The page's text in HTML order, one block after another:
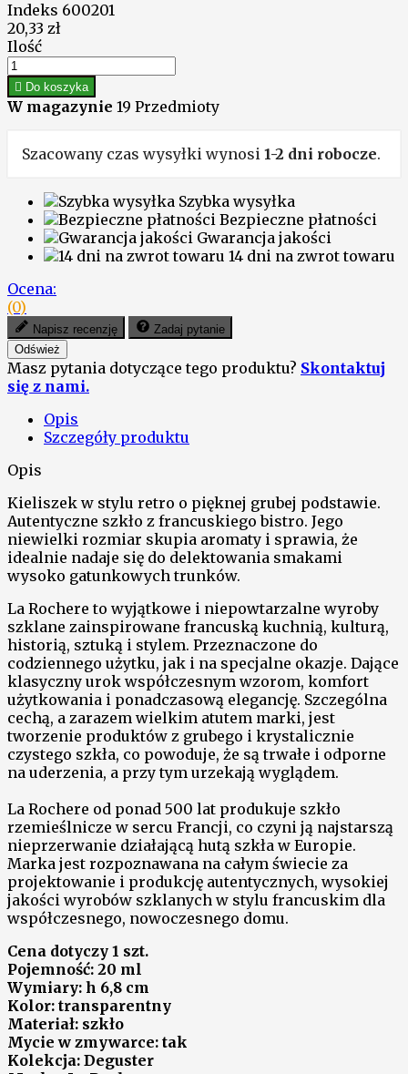
Indeks 600201
20,33 zł
Ilość
 Do koszyka
W magazynie 19 Przedmioty
Szacowany czas wysyłki wynosi 1-2 dni robocze.
Szybka wysyłka
Bezpieczne płatności
Gwarancja jakości
14 dni na zwrot towaru
Ocena:
(0)
Napisz recenzję Zadaj pytanie
Masz pytania dotyczące tego produktu? Skontaktuj
się z nami.
Opis
Szczegóły produktu
Opis
Kieliszek w stylu retro o pięknej grubej podstawie.
Autentyczne szkło z francuskiego bistro. Jego
niewielki rozmiar skupia aromaty i sprawia, że
idealnie nadaje się do delektowania smakami
wysoko gatunkowych trunków.
La Rochere to wyjątkowe i niepowtarzalne wyroby
szklane zainspirowane francuską kuchnią, kulturą,
historią, sztuką i stylem. Przeznaczone do
codziennego użytku, jak i na specjalne okazje. Dające
klasyczny urok współczesnym wzorom, komfort
użytkowania i ponadczasową elegancję. Szczególna
cechą, a zarazem wielkim atutem marki, jest
tworzenie produktów z grubego i krystalicznie
czystego szkła, co powoduje, że są trwałe i odporne
na uderzenia, a przy tym urzekają wyglądem.
La Rochere od ponad 500 lat produkuje szkło
rzemieślnicze w sercu Francji, co czyni ją najstarszą
nieprzerwanie działającą hutą szkła w Europie.
Marka jest rozpoznawana na całym świecie za
projektowanie i produkcję autentycznych, wysokiej
jakości wyrobów szklanych w stylu francuskim dla
współczesnego, nowoczesnego domu.
Cena dotyczy 1 szt.
Pojemność: 20 ml
Wymiary: h 6,8 cm
Kolor: transparentny
Materiał: szkło
Mycie w zmywarce: tak
Kolekcja: Deguster